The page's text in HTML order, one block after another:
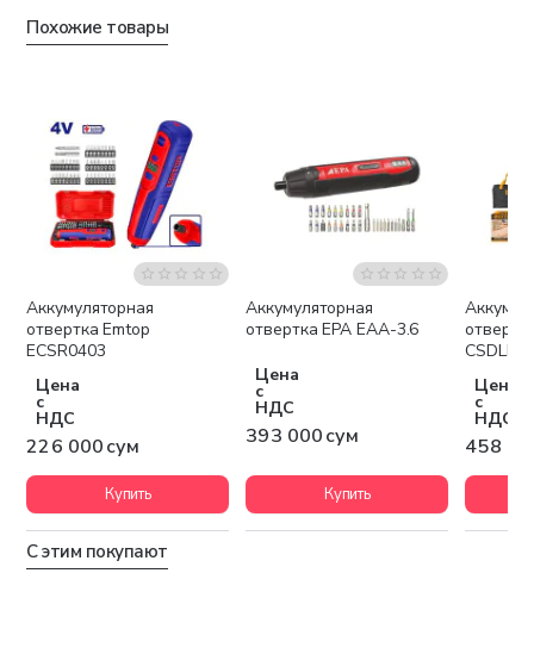
Похожие товары
Аккумуляторная
отвертка Emtop
ECSR0403
Цена
с
НДС
226 000 сум
Купить
Аккумуляторная
отвертка EPA EAA-3.6
Цена
с
НДС
393 000 сум
Купить
Цена
с
НДС
458
С этим покупают